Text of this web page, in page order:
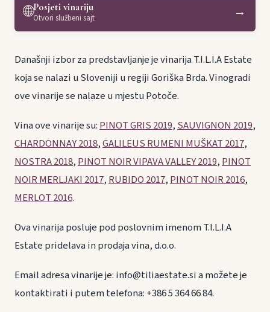
🌐Posjeti vinariju
Otvori službeni sajt →
Današnji izbor za predstavljanje je vinarija T.I.L.I.A Estate
koja se nalazi u Sloveniji u regiji Goriška Brda. Vinogradi
ove vinarije se nalaze u mjestu Potoče.
Vina ove vinarije su: PINOT GRIS 2019, SAUVIGNON 2019,
CHARDONNAY 2018,GALILEUS RUMENI MUŠKAT 2017,
NOSTRA 2018, PINOT NOIR VIPAVA VALLEY 2019, PINOT
NOIR MERLJAKI 2017, RUBIDO 2017, PINOT NOIR 2016,
MERLOT 2016.
Ova vinarija posluje pod poslovnim imenom T.I.L.I.A
Estate pridelava in prodaja vina, d.o.o.
Email adresa vinarije je: info@tiliaestate.si a možete je
kontaktirati i putem telefona: +386 5 364 66 84.